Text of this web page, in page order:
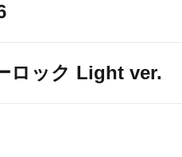
ロック Light ver.